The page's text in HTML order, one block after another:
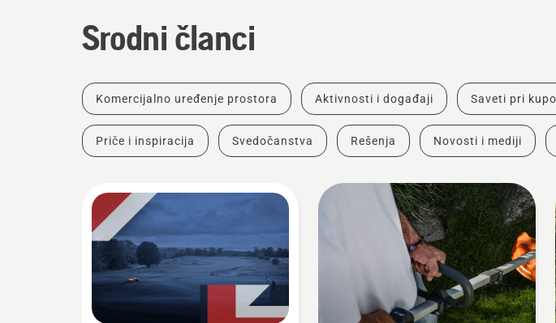
Srodni članci
Komercijalno uređenje prostora Aktivnosti i događaji Saveti pri
Priče i inspiracija Svedočanstva Rešenja Novosti i mediji